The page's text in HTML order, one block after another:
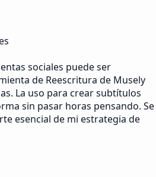
sociales puede ser
de Reescritura de Musely
La uso para crear subtítulos
sin pasar horas pensando. Se
esencial de mi estrategia de